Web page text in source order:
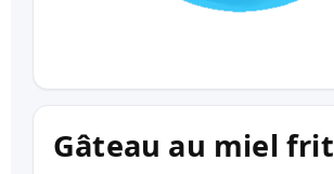
Gâteau au miel frit